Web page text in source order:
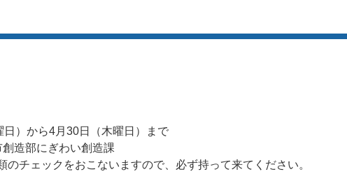
）から4月30日（木曜日）まで
造部にぎわい創造課
ェックをおこないますので、必ず持って来てください。